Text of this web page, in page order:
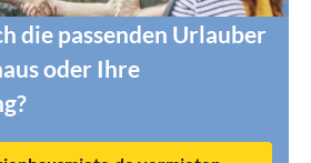
die passenden Urlauber
oder Ihre